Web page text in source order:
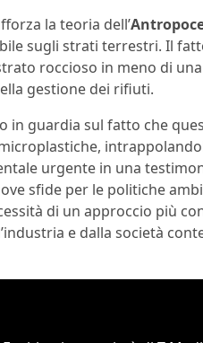
la teoria dell’
sugli strati terrestri. Il
roccioso in meno di
gestione dei rifiuti.
in guardia sul fatto che
urgente in una
sfide per le politiche
di un approccio più
e dalla società